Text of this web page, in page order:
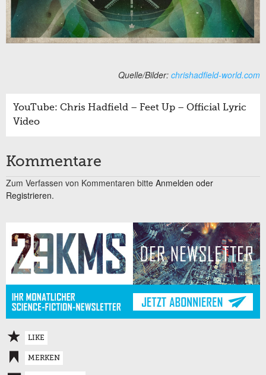
Quelle/Bilder: chrishadfield-world.com
YouTube: Chris Hadfield – Feet Up – Official Lyric
Video
Kommentare
Zum Verfassen von Kommentaren bitte Anmelden oder
Registrieren.
LIKE
MERKEN